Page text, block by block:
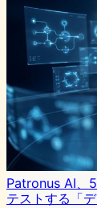
Patronus AI、
テストする「